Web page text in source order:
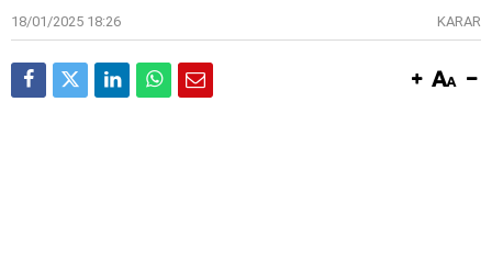
18/01/2025 18:26 KARAR